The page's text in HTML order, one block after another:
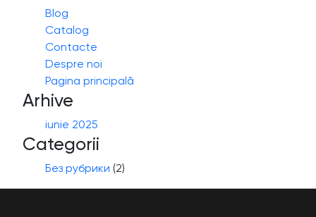
Blog
Catalog
Contacte
Despre noi
Pagina principală
Arhive
iunie 2025
Categorii
Без рубрики (2)